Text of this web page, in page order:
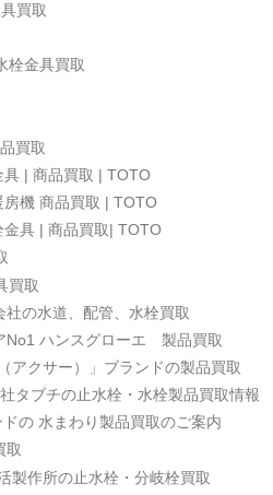
買取
栓金具買取
買取
| 商品買取 | TOTO
機 商品買取 | TOTO
具 | 商品買取| TOTO
買取
社の水道、配管、水栓買取
No1 ハンスグローエ 製品買取
アクサー）」ブランドの製品買取
タブチの止水栓・水栓製品買取情報
の 水まわり製品買取のご案内
取
製作所の止水栓・分岐栓買取